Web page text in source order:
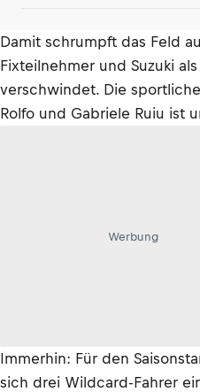
Damit schrumpft das Feld
Fixteilnehmer und Suzuki
verschwindet. Die
Rolfo und Gabriele Ruiu ist
Werbung
Immerhin: Für den
sich drei Wildcard-Fahrer